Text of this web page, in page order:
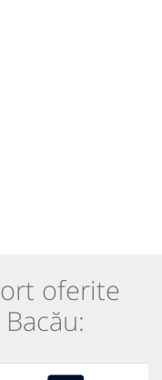
oferite